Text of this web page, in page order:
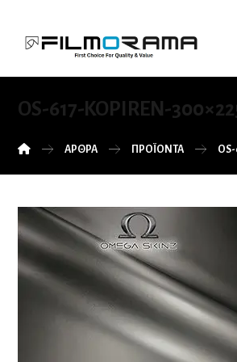
OS-617-KOPIREN-
ΆΡΘΡΑ ΠΡΟΪΌΝΤΑ OS-